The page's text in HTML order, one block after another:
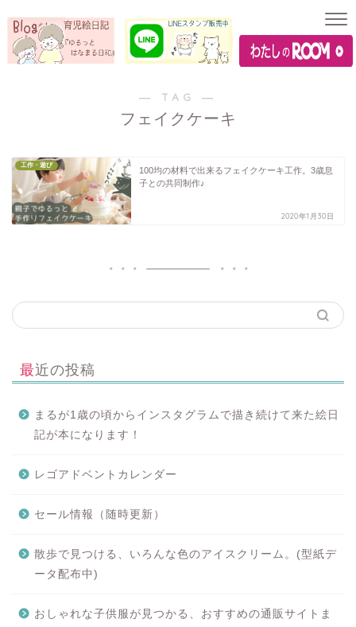
― TAG ―
フェイクケーキ
工作・遊び
100均の材料で出来るフェイクケーキ工作。3歳息
子との共同制作♪
2020年1月30日
最近の投稿
まるが1歳の頃からインスタグラムで描き続けて来た絵日
記が本になります！
レゴアドベントカレンダー
セール情報（随時更新）
散歩で見つける、いろんな色のアイスクリーム。(型紙デ
ータ配布中)
おしゃれな子供服が見つかる、おすすめの通販サイトま